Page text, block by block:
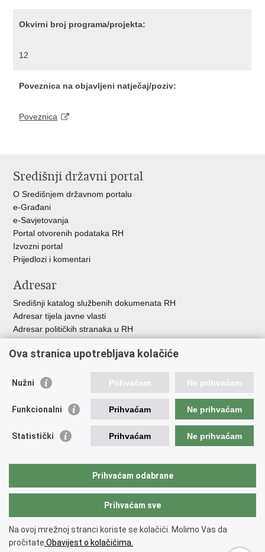
Okvirni broj programa/projekta:
12
Poveznica na objavljeni natječaj/poziv:
Poveznica
Središnji državni portal
O Središnjem državnom portalu
e-Građani
e-Savjetovanja
Portal otvorenih podataka RH
Izvozni portal
Prijedlozi i komentari
Adresar
Središnji katalog službenih dokumenata RH
Adresar tijela javne vlasti
Adresar političkih stranaka u RH
Besplatni telefoni javne uprave
Važne poveznice
Vlada Republike Hrvatske
Registar neprofitnih organizacija
Nacionalna zaklada za razvoj civilnoga društva
Copyright © 2026 Ured za udruge.
pristupačnosti
Ova stranica upotrebljava kolačiće
Nužni Prihvaćam Ne prihvaćam
Funkcionalni Prihvaćam Ne prihvaćam
Statistički Prihvaćam Ne prihvaćam
Prihvaćam odabrane
Prihvaćam sve
Na ovoj mrežnoj stranci koriste se kolačići. Molimo Vas da
pročitate Obavijest o kolačićima.